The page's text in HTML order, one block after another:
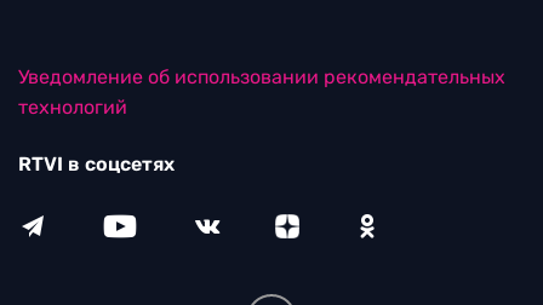
Уведомление об использовании рекомендательных
технологий
RTVI в соцсетях